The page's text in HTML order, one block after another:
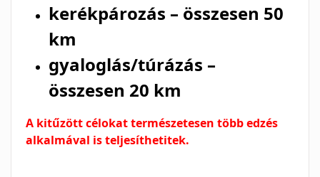
kerékpározás – összesen 50
km
gyaloglás/túrázás –
összesen 20 km
A kitűzött célokat természetesen több edzés
alkalmával is teljesíthetitek.